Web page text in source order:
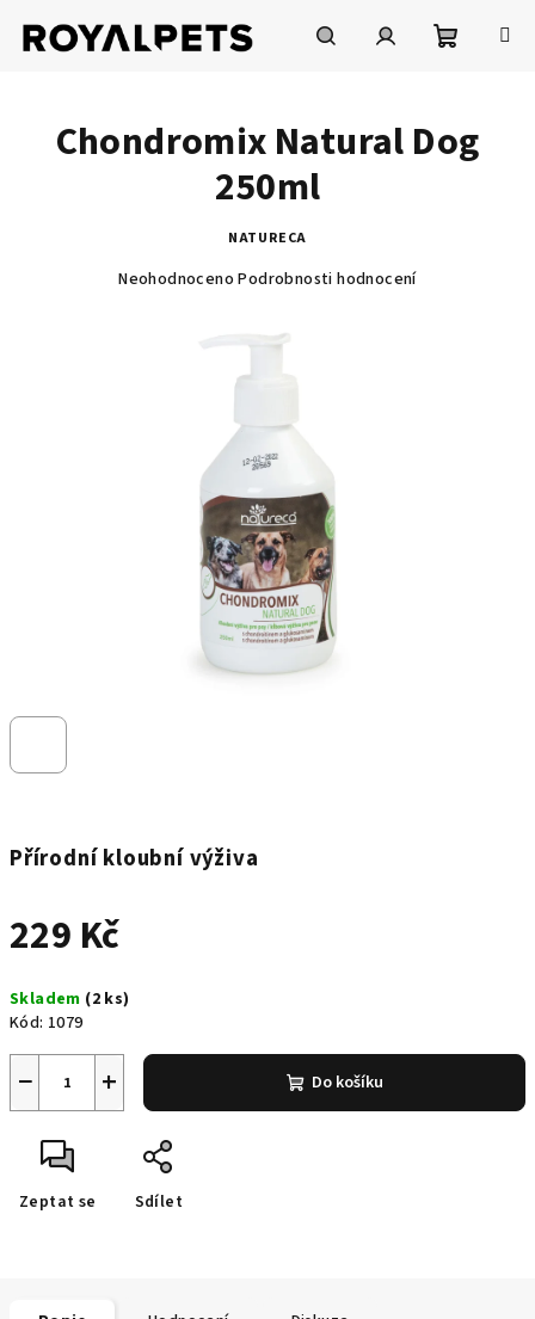
obsah
košík
Přírodní kloubní výživa
229 Kč
cena:
Skladem (2 ks)
Kód: 1079
+
− Do košíku
Zeptat se Sdílet
Chondromix Natural Dog
250ml
NATURECA
Neohodnoceno Podrobnosti hodnocení